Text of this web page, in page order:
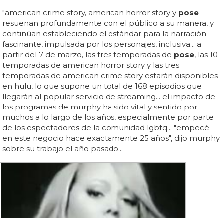
"american crime story, american horror story y pose
resuenan profundamente con el público a su manera, y
continúan estableciendo el estándar para la narración
fascinante, impulsada por los personajes, inclusiva... a
partir del 7 de marzo, las tres temporadas de pose, las 10
temporadas de american horror story y las tres
temporadas de american crime story estarán disponibles
en hulu, lo que supone un total de 168 episodios que
llegarán al popular servicio de streaming... el impacto de
los programas de murphy ha sido vital y sentido por
muchos a lo largo de los años, especialmente por parte
de los espectadores de la comunidad lgbtq... "empecé
en este negocio hace exactamente 25 años", dijo murphy
sobre su trabajo el año pasado...